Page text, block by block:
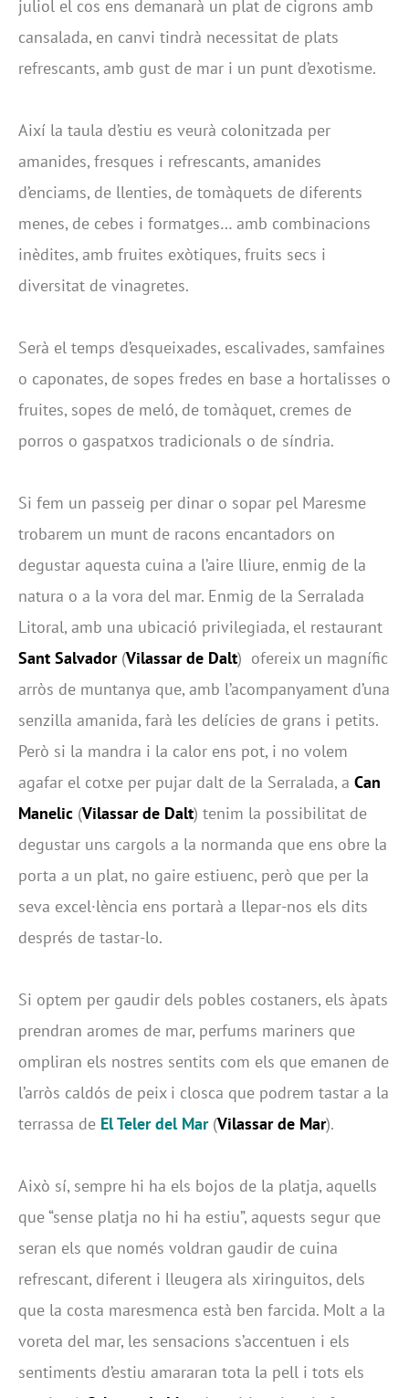
juliol el cos ens demanarà un plat de cigrons amb
cansalada, en canvi tindrà necessitat de plats
refrescants, amb gust de mar i un punt d’exotisme.
Així la taula d’estiu es veurà colonitzada per
amanides, fresques i refrescants, amanides
d’enciams, de llenties, de tomàquets de diferents
menes, de cebes i formatges… amb combinacions
inèdites, amb fruites exòtiques, fruits secs i
diversitat de vinagretes.
Serà el temps d’esqueixades, escalivades, samfaines
o caponates, de sopes fredes en base a hortalisses o
fruites, sopes de meló, de tomàquet, cremes de
porros o gaspatxos tradicionals o de síndria.
Si fem un passeig per dinar o sopar pel Maresme
trobarem un munt de racons encantadors on
degustar aquesta cuina a l’aire lliure, enmig de la
natura o a la vora del mar. Enmig de la Serralada
Litoral, amb una ubicació privilegiada, el restaurant
Sant Salvador(Vilassar de Dalt) ofereix un magnífic
arròs de muntanya que, amb l’acompanyament d’una
senzilla amanida, farà les delícies de grans i petits.
Però si la mandra i la calor ens pot, i no volem
agafar el cotxe per pujar dalt de la Serralada, a Can
Manelic (Vilassar de Dalt) tenim la possibilitat de
degustar uns cargols a la normanda que ens obre la
porta a un plat, no gaire estiuenc, però que per la
seva excel·lència ens portarà a llepar-nos els dits
després de tastar-lo.
Si optem per gaudir dels pobles costaners, els àpats
prendran aromes de mar, perfums mariners que
ompliran els nostres sentits com els que emanen de
l’arròs caldós de peix i closca que podrem tastar a la
terrassa de El Teler del Mar(Vilassar de Mar).
Això sí, sempre hi ha els bojos de la platja, aquells
que “sense platja no hi ha estiu”, aquests segur que
seran els que només voldran gaudir de cuina
refrescant, diferent i lleugera als xiringuitos, dels
que la costa maresmenca està ben farcida. Molt a la
voreta del mar, les sensacions s’accentuen i els
sentiments d’estiu amararan tota la pell i tots els